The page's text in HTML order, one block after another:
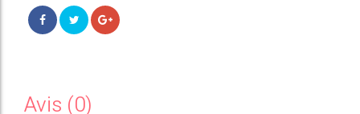
Avis (0)